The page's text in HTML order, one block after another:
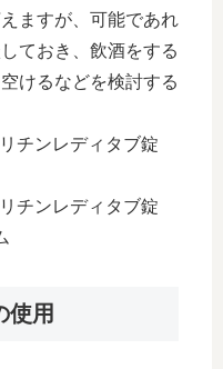
ますが、可能であれ
ておき、飲酒をする
けるなどを検討する
チンレディタブ錠
チンレディタブ錠
使用